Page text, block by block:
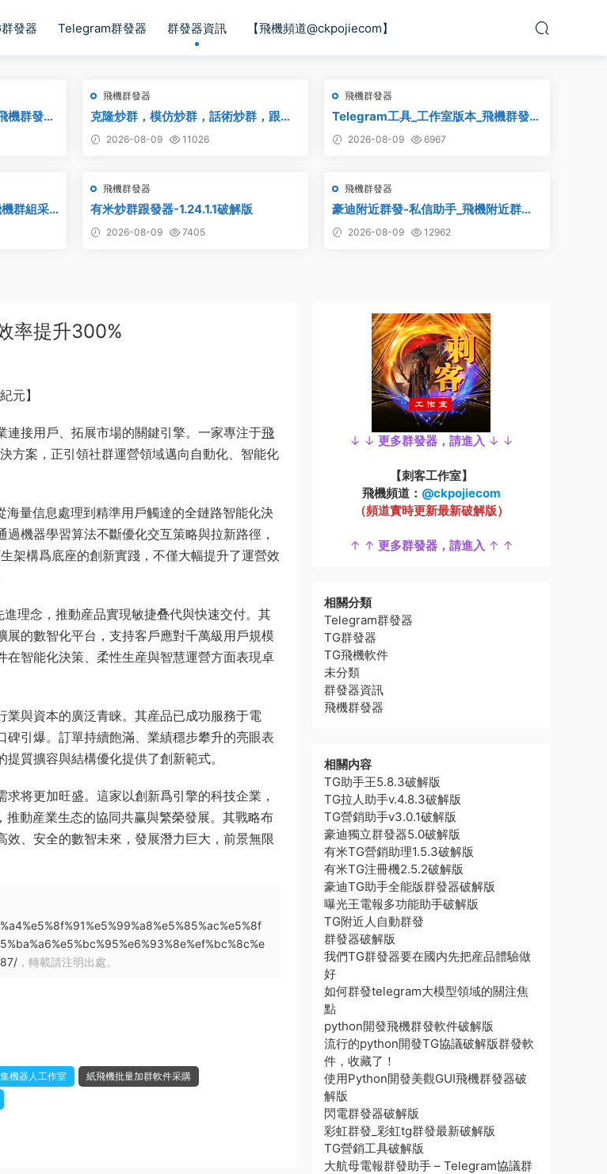
發器 Telegram群發器 群發器資訊 【飛機頻道@ckpojiecom】
機群發器
具_破解
飛機群發器
克隆炒群，模仿炒群，話術炒群，跟發
炒群，自動炒群 破解版 – 群發器 群發軟
件 TG群發器 飛機群發器 飛機群發軟件
2026-08-09 11026
飛機群發器
Telegram工具_工作室版本_飛機群發器
_最新破解版
2026-08-09 6967
機群組采
群組采
飛機群發器
有米炒群跟發器-1.24.1.1破解版
2026-08-09 7405
飛機群發器
豪迪附近群發-私信助手_飛機附近群
發,TG電報附近私信,telegram附近群發
2026-08-09 12962
率提升300%
元】
接用戶、拓展市場的關鍵引擎。一家專注于飛
方案，正引領社群運營領域邁向自動化、智能化
量信息處理到精準用戶觸達的全鏈路智能化決
機器學習算法不斷優化交互策略與拉新路徑，
架構爲底座的創新實踐，不僅大幅提升了運營效
理念，推動産品實現敏捷叠代與快速交付。其
的數智化平台，支持客戶應對千萬級用戶規模
智能化決策、柔性生産與智慧運營方面表現卓
與資本的廣泛青睐。其産品已成功服務于電
引爆。訂單持續飽滿、業績穩步攀升的亮眼表
質擴容與結構優化提供了創新範式。
将更加旺盛。這家以創新爲引擎的科技企業，
動産業生态的協同共赢與繁榮發展。其戰略布
、安全的數智未來，發展潛力巨大，前景無限
，轉載請注明出處。
機器人工作室
紙飛機批量加群軟件采購
↓ ↓ 更多群發器，請進入 ↓ ↓
【刺客工作室】
飛機頻道： @ckpojiecom
（頻道實時更新最新破解版）
↑ ↑ 更多群發器，請進入 ↑ ↑
相關分類
Telegram群發器
TG群發器
TG飛機軟件
未分類
群發器資訊
飛機群發器
相關内容
TG助手王5.8.3破解版
TG拉人助手v.4.8.3破解版
TG營銷助手v3.0.1破解版
豪迪獨立群發器5.0破解版
有米TG營銷助理1.5.3破解版
有米TG注冊機2.5.2破解版
豪迪TG助手全能版群發器破解版
曝光王電報多功能助手破解版
TG附近人自動群發
群發器破解版
我們TG群發器要在國内先把産品體驗做
好
如何群發telegram大模型領域的關注焦
點
python開發飛機群發軟件破解版
流行的python開發TG協議破解版群發軟
件，收藏了！
使用Python開發美觀GUI飛機群發器破
解版
閃電群發器破解版
彩虹群發_彩虹tg群發最新破解版
TG營銷工具破解版
大航母電報群發助手 – Telegram協議群